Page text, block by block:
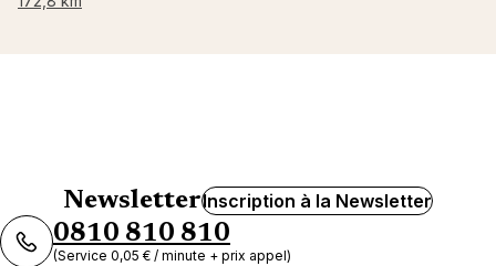
NewsletterInscription à la Newsletter
0810 810 810
(Service 0,05 € / minute + prix appel)